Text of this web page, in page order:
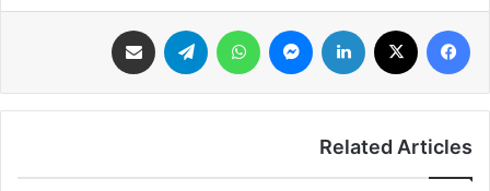
فيسبوك لينكدإن ماسنجر واتساب تيلقرام
Related Articles